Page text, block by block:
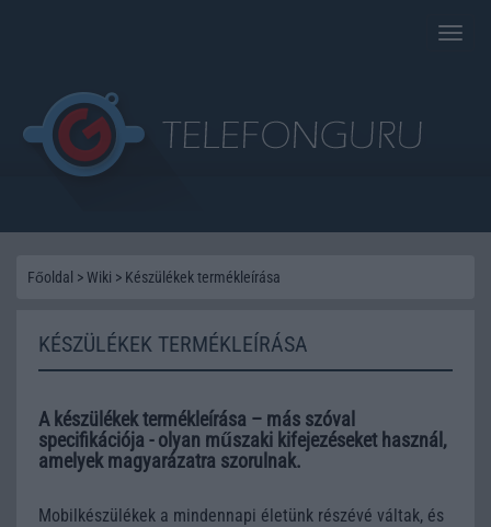
Toggle
Főoldal >Wiki > Készülékek termékleírása
KÉSZÜLÉKEK TERMÉKLEÍRÁSA
A készülékek termékleírása – más szóval
specifikációja - olyan műszaki kifejezéseket használ,
amelyek magyarázatra szorulnak.
Mobilkészülékek a mindennapi életünk részévé váltak, és